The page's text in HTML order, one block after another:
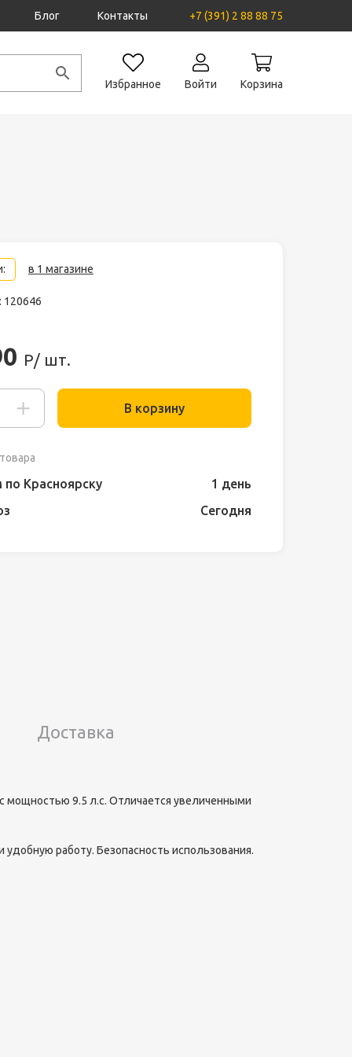
Блог Контакты +7 (391) 2 88 88 75
Избранное Войти Корзина
в 1 магазине
120646
Р/ шт.
В корзину
Красноярску
1 день
Сегодня
Доставка
мощностью 9.5 л.с. Отличается увеличенными
работу. Безопасность использования.